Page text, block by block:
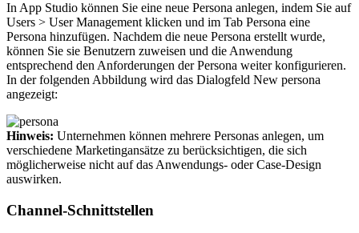
In App Studio können Sie eine neue Persona anlegen, indem Sie auf
Users > User Management klicken und im Tab Persona eine
Persona hinzufügen. Nachdem die neue Persona erstellt wurde,
können Sie sie Benutzern zuweisen und die Anwendung
entsprechend den Anforderungen der Persona weiter konfigurieren.
In der folgenden Abbildung wird das Dialogfeld New persona
angezeigt:
Hinweis: Unternehmen können mehrere Personas anlegen, um
verschiedene Marketingansätze zu berücksichtigen, die sich
möglicherweise nicht auf das Anwendungs- oder Case-Design
auswirken.
Channel-Schnittstellen